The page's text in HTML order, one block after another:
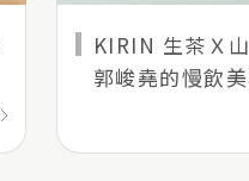
KIRIN 生茶Ｘ
郭峻堯的慢飲